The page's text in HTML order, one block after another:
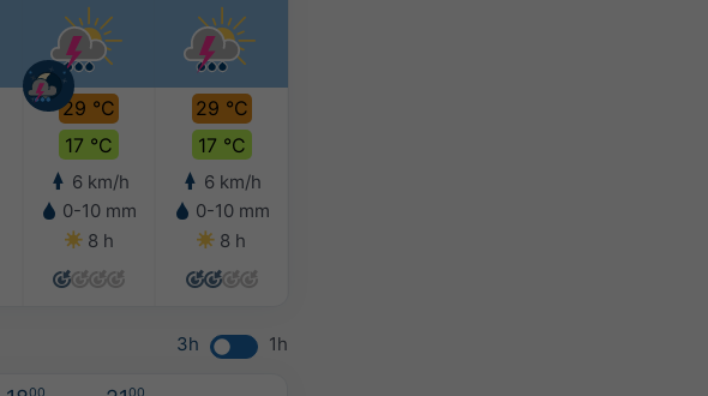
29 °C
17 °C
6 km/h
0-10 mm
8 h
29 °C
17 °C
6 km/h
0-10 mm
8 h
3h 1h